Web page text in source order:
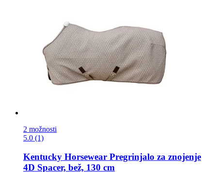
2 možnosti
5.0 (1)
Kentucky Horsewear Pregrinjalo za znojenje
4D Spacer, bež, 130 cm